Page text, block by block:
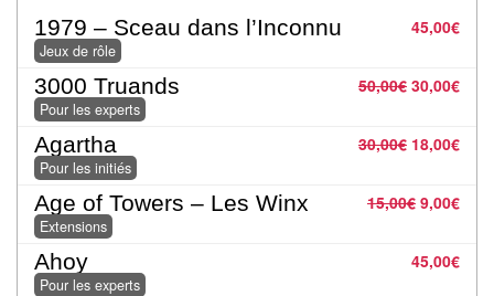
Coopératif
Gestion
Escape
Game
/
Enquête
Jeux
évolutifs
45,00€
1979 – Sceau dans l’Inconnu
Jeux de rôle
50,00€ 30,00€
3000 Truands
Pour les experts
30,00€ 18,00€
Agartha
Pour les initiés
15,00€ 9,00€
Age of Towers – Les Winx
Extensions
45,00€
Ahoy
Pour les experts